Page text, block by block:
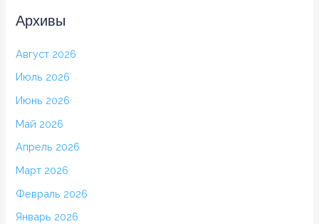
Архивы
Август 2026
Июль 2026
Июнь 2026
Май 2026
Апрель 2026
Март 2026
Февраль 2026
Январь 2026